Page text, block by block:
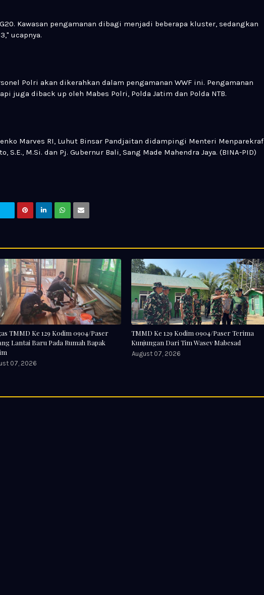
Kawasan pengamanan dibagi menjadi beberapa kluster, sedangkan
ucapnya.
Polri akan dikerahkan dalam pengamanan WWF ini. Pengamanan
juga diback up oleh Mabes Polri, Polda Jatim dan Polda NTB.
Marves RI, Luhut Binsar Pandjaitan didampingi Menteri Menparekraf
S.E., M.Si. dan Pj. Gubernur Bali, Sang Made Mahendra Jaya. (BINA-PID)
TMMD Ke 129 Kodim 0904/Paser
Lantai Baru Pada Rumah Bapak
07, 2026
TMMD Ke 129 Kodim 0904/Paser Terima
Kunjungan Dari Tim Wasev Mabesad
August 07, 2026